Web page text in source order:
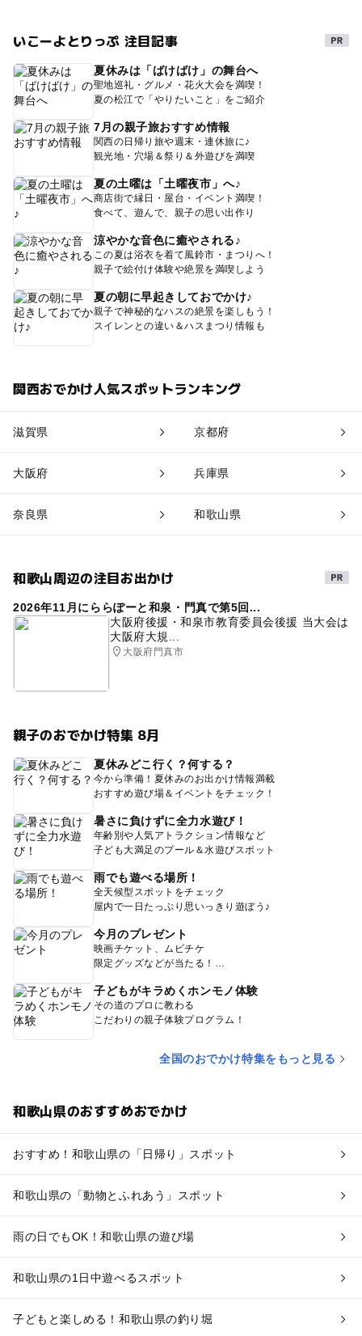
いこーよとりっぷ 注目記事
夏休みは「ばけばけ」の舞台へ
聖地巡礼・グルメ・花火大会を満喫！
夏の松江で「やりたいこと」をご紹介
7月の親子旅おすすめ情報
関西の日帰り旅や週末・連休旅に♪
観光地・穴場＆祭り＆外遊びを満喫
夏の土曜は「土曜夜市」へ♪
商店街で縁日・屋台・イベント満喫！
食べて、遊んで、親子の思い出作り
涼やかな音色に癒やされる♪
この夏は浴衣を着て風鈴市・まつりへ！
親子で絵付け体験や絶景を満喫しよう
夏の朝に早起きしておでかけ♪
親子で神秘的なハスの絶景を楽しもう！
スイレンとの違い＆ハスまつり情報も
関西おでかけ人気スポットランキング
滋賀県 京都府
大阪府 兵庫県
奈良県 和歌山県
和歌山周辺の注目お出かけ
2026年11月にららぽーと和泉・門真で第5回...
大阪府後援・和泉市教育委員会後援 当大会は
大阪府大規...
大阪府門真市
親子のおでかけ特集 8月
夏休みどこ行く？何する？
今から準備！夏休みのお出かけ情報満載
おすすめ遊び場＆イベントをチェック！
暑さに負けずに全力水遊び！
年齢別や人気アトラクション情報など
子ども大満足のプール＆水遊びスポット
雨でも遊べる場所！
全天候型スポットをチェック
屋内で一日たっぷり思いっきり遊ぼう♪
今月のプレゼント
映画チケット、ムビチケ
限定グッズなどが当たる！
子どもがキラめくホンモノ体験
その道のプロに教わる
こだわりの親子体験プログラム！
全国のおでかけ特集をもっと見る
和歌山県のおすすめおでかけ
おすすめ！和歌山県の「日帰り」スポット
和歌山県の「動物とふれあう」スポット
雨の日でもOK！和歌山県の遊び場
和歌山県の1日中遊べるスポット
子どもと楽しめる！和歌山県の釣り堀